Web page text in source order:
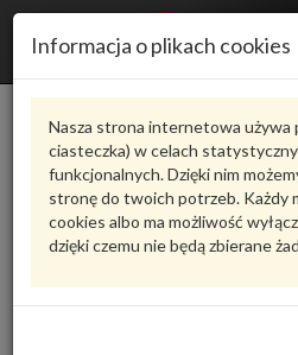
Informacja o plikach cookies
Nasza strona internetowa używa
ciasteczka) w celach
funkcjonalnych. Dzięki nim
stronę do twoich potrzeb. Każdy
cookies albo ma możliwość
dzięki czemu nie będą zbierane
Karta produktu
8D5845533D01C
VAG - produkt oryginalny VW AUDI SEAT
Zadaj pytanie o produkt
Listwa